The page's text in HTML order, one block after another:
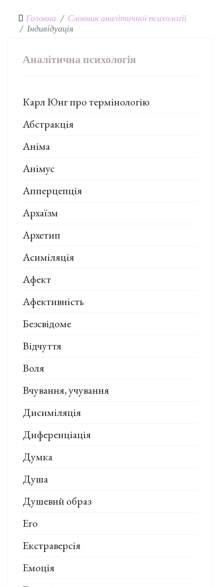
Головна
Словник аналітичної психології
Індивідуація
Аналітична психологія
Карл Юнг про термінологію
Абстракція
Аніма
Анімус
Апперцепція
Архаїзм
Архетип
Асиміляція
Афект
Афективність
Безсвідоме
Відчуття
Воля
Вчування, учування
Дисиміляція
Диференціація
Думка
Душа
Душевнй образ
Его
Екстраверсія
Емоція